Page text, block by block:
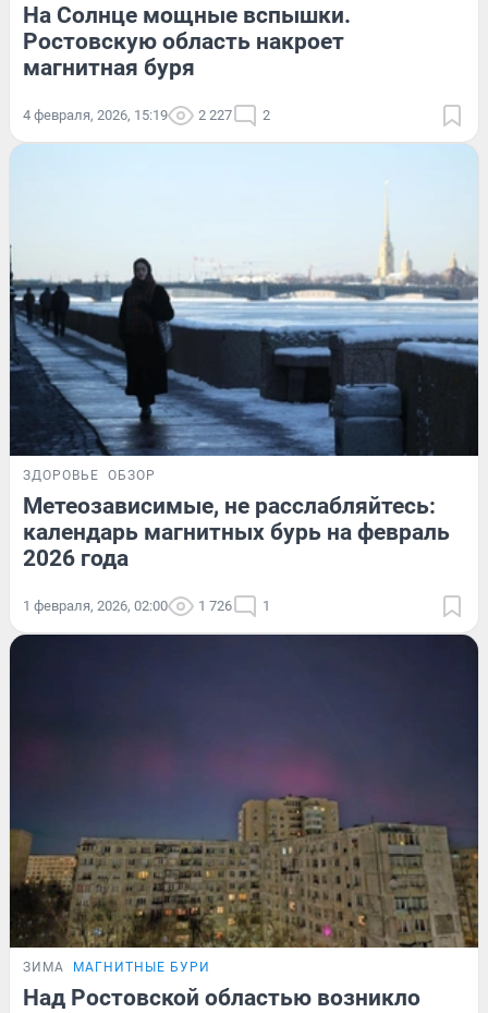
На Солнце мощные вспышки.
Ростовскую область накроет
магнитная буря
4 февраля, 2026, 15:19 2 227 2
ЗДОРОВЬЕ ОБЗОР
Метеозависимые, не расслабляйтесь:
календарь магнитных бурь на февраль
2026 года
1 февраля, 2026, 02:00 1 726 1
ЗИМА МАГНИТНЫЕ БУРИ
Над Ростовской областью возникло